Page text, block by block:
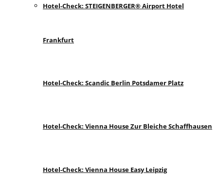
Hotel-Check: STEIGENBERGER® Airport Hotel
Frankfurt
Hotel-Check: Scandic Berlin Potsdamer Platz
Hotel-Check: Vienna House Zur Bleiche Schaffhausen
Hotel-Check: Vienna House Easy Leipzig